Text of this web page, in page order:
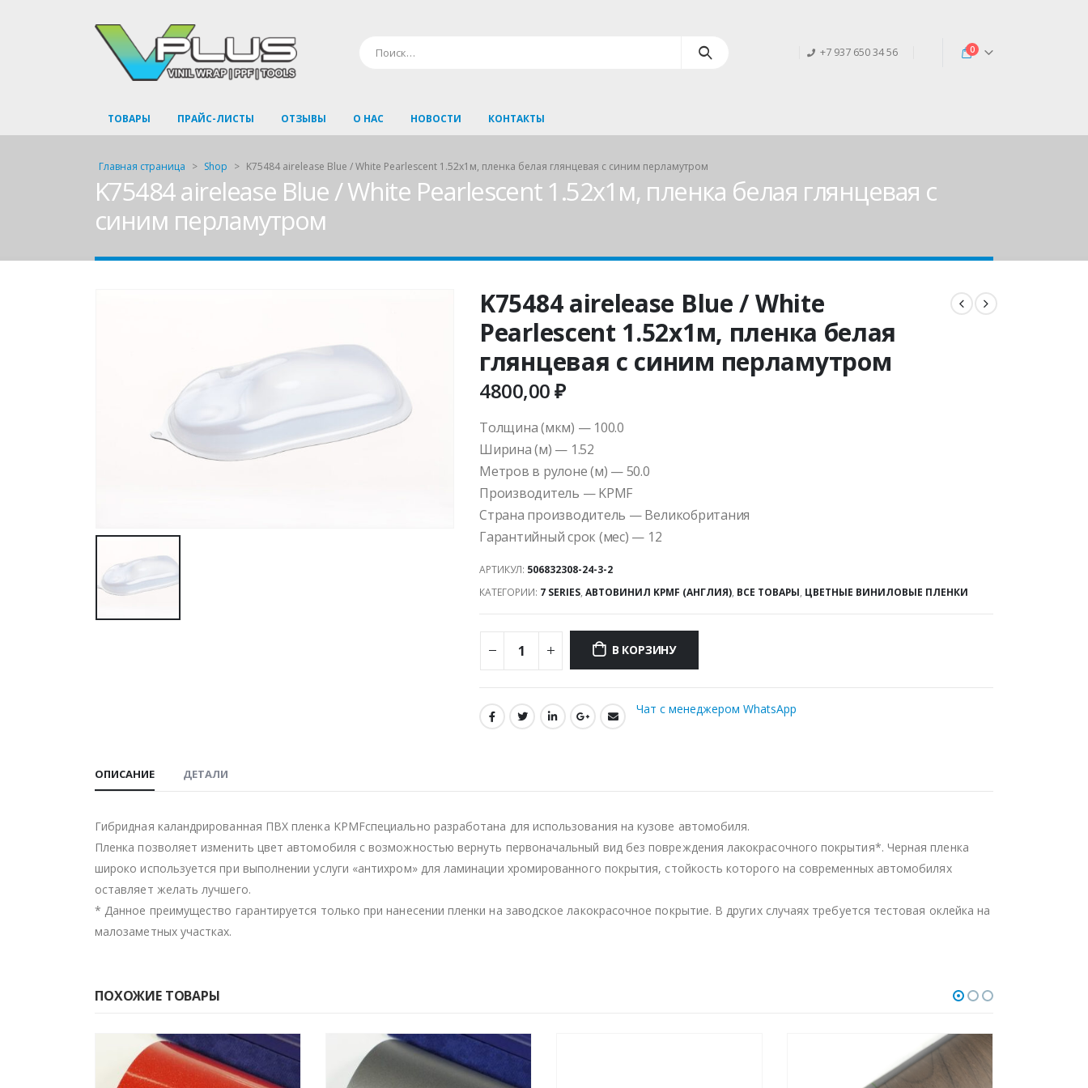
+7 937 650 34 56 0
ТОВАРЫ ПРАЙС-ЛИСТЫ ОТЗЫВЫ О НАС НОВОСТИ КОНТАКТЫ
Главная страница > Shop > K75484 airelease Blue / White Pearlescent 1.52х1м, пленка белая глянцевая с синим перламутром
K75484 airelease Blue / White Pearlescent 1.52х1м, пленка белая глянцевая с
синим перламутром
K75484 airelease Blue / White
Pearlescent 1.52х1м, пленка белая
глянцевая с синим перламутром
4800,00₽
Толщина (мкм) — 100.0
Ширина (м) — 1.52
Метров в рулоне (м) — 50.0
Производитель — KPMF
Страна производитель — Великобритания
Гарантийный срок (мес) — 12
АРТИКУЛ: 506832308-24-3-2
КАТЕГОРИИ: 7 SERIES, АВТОВИНИЛ KPMF (АНГЛИЯ), ВСЕ ТОВАРЫ, ЦВЕТНЫЕ ВИНИЛОВЫЕ ПЛЕНКИ
В КОРЗИНУ
Чат с менеджером WhatsApp
ОПИСАНИЕ ДЕТАЛИ
Гибридная каландрированная ПВХ пленка KPMFспециально разработана для использования на кузове автомобиля.
Пленка позволяет изменить цвет автомобиля с возможностью вернуть первоначальный вид без повреждения лакокрасочного покрытия*. Черная пленка
широко используется при выполнении услуги «антихром» для ламинации хромированного покрытия, стойкость которого на современных автомобилях
оставляет желать лучшего.
* Данное преимущество гарантируется только при нанесении пленки на заводское лакокрасочное покрытие. В других случаях требуется тестовая оклейка на
малозаметных участках.
ПОХОЖИЕ ТОВАРЫ